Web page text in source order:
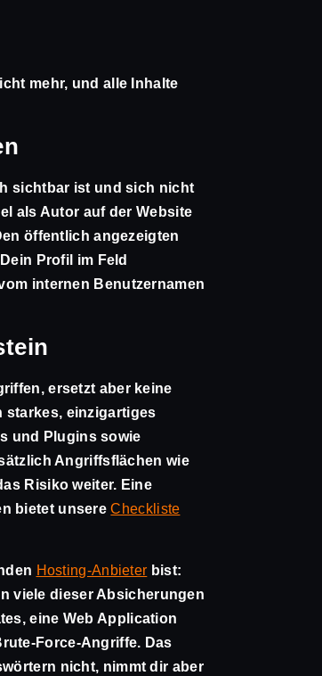
mehr, und alle Inhalte
sichtbar ist und sich nicht
als Autor auf der Website
öffentlich angezeigten
Profil im Feld
internen Benutzernamen
ersetzt aber keine
starkes, einzigartiges
und Plugins sowie
Angriffsflächen wie
Risiko weiter. Eine
bietet unsereCheckliste
Hosting-Anbieter bist:
viele dieser Absicherungen
eine Web Application
Force-Angriffe. Das
nicht, nimmt dir aber